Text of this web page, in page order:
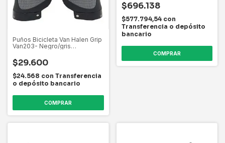
Puños Bicicleta Van Halen Grip
Van203- Negro/gris
$29.600
$24.568 con Transferencia
o depósito bancario
$696.138
$577.794,54 con
Transferencia o depósito
bancario
COMPRAR